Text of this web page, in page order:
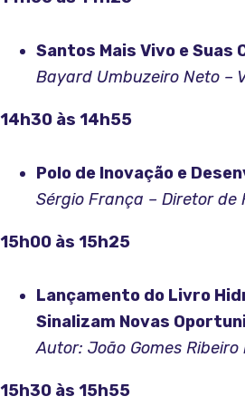
Santos Mais Vivo e Suas
Bayard Umbuzeiro Neto –
14h30 às 14h55
Polo de Inovação e
Sérgio França – Diretor
15h00 às 15h25
Lançamento do Livro
Sinalizam Novas
Autor: João Gomes Ribeiro
15h30 às 15h55